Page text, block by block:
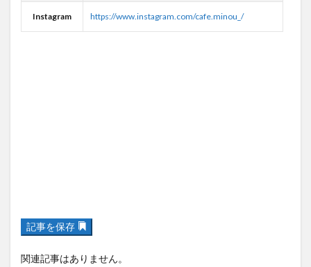
Instagram https://www.instagram.com/cafe.minou_/
記事を保存
関連記事はありません。